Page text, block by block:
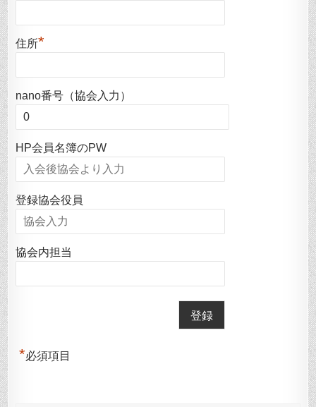
住所*
nano番号（協会入力）
HP会員名簿のPW
登録協会役員
協会内担当
*必須項目